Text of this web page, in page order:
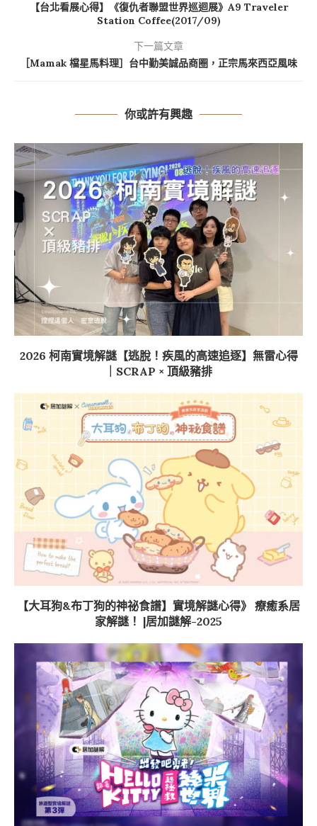
【台北看展心得】《復仇者聯盟世界巡迴展》A9 Traveler
Station Coffee(2017/09)
下一篇文章
［Mamak 檔星馬料理］台中勤美誠品商圈，正宗馬來西亞風味
你或許有興趣
2026 柯南實境解謎【逃脫！疾風的高速追逐】無雷心得
｜SCRAP × 頂級豬排
【大耳狗&布丁狗的神祕食譜】實境解謎心得》 療癒系居
家解謎！ |居加謎解-2025